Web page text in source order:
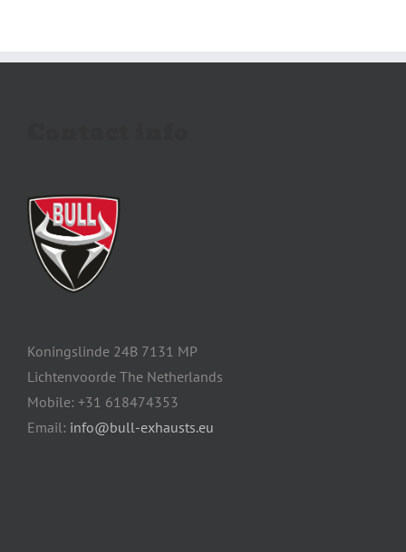
Koningslinde 24B 7131 MP
Lichtenvoorde The Netherlands
Mobile: +31 618474353
Email: info@bull-exhausts.eu